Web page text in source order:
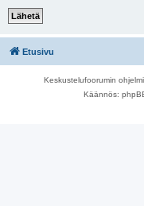
Etusivu
Keskustelufoorumin
Käännös: